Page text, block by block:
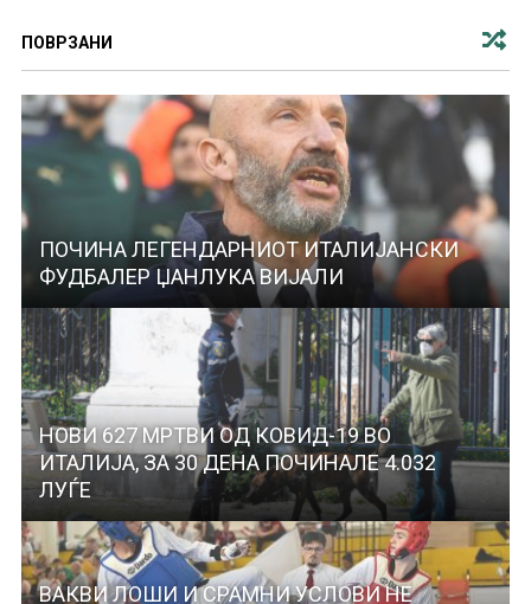
ПОВРЗАНИ
ПОЧИНА ЛЕГЕНДАРНИОТ ИТАЛИЈАНСКИ
ФУДБАЛЕР ЏАНЛУКА ВИЈАЛИ
НОВИ 627 МРТВИ ОД КОВИД-19 ВО
ИТАЛИЈА, ЗА 30 ДЕНА ПОЧИНАЛЕ 4.032
ЛУЃЕ
ВАКВИ ЛОШИ И СРАМНИ УСЛОВИ НЕ